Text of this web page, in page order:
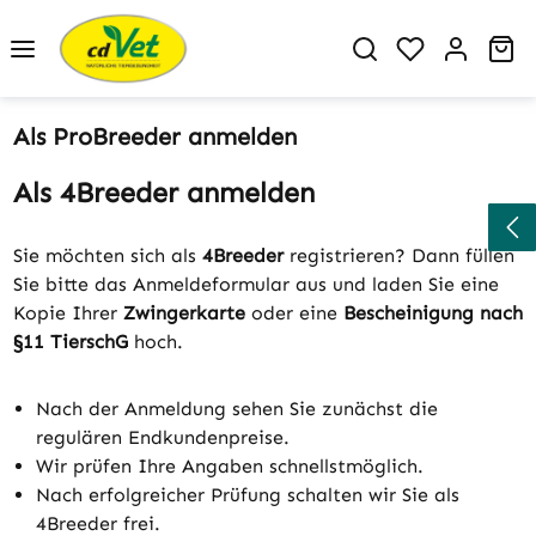
Zum Hauptinhalt springen
Du hast 0
Als ProBreeder anmelden
Als 4Breeder anmelden
Sie möchten sich als 4Breederregistrieren? Dann füllen
Sie bitte das Anmeldeformular aus und laden Sie eine
Kopie Ihrer Zwingerkarte oder eine Bescheinigung nach
§11 TierschG hoch.
Nach der Anmeldung sehen Sie zunächst die
regulären Endkundenpreise.
Wir prüfen Ihre Angaben schnellstmöglich.
Nach erfolgreicher Prüfung schalten wir Sie als
4Breeder frei.